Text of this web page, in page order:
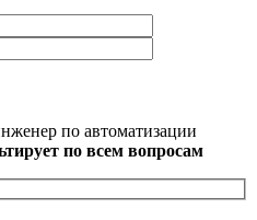
по автоматизации
по всем вопросам